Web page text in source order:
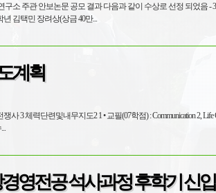
주관 안보논문 공모 결과 다음과 같이 수상로 선정 되었음 - 3학
수상(해양연맹총재상, 상금 70만원 및 부상) - 4학년 김택민 장려상(상금 40만...
계획
...
영전공 석사과정 후학기 신입